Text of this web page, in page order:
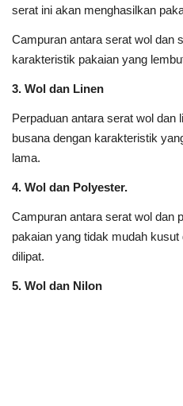
serat ini akan menghasilkan
Campuran antara serat wol dan
karakteristik pakaian yang
3. Wol dan Linen
Perpaduan antara serat wol dan
busana dengan karakteristik
lama.
4. Wol dan Polyester.
Campuran antara serat wol dan
pakaian yang tidak mudah
dilipat.
5. Wol dan Nilon